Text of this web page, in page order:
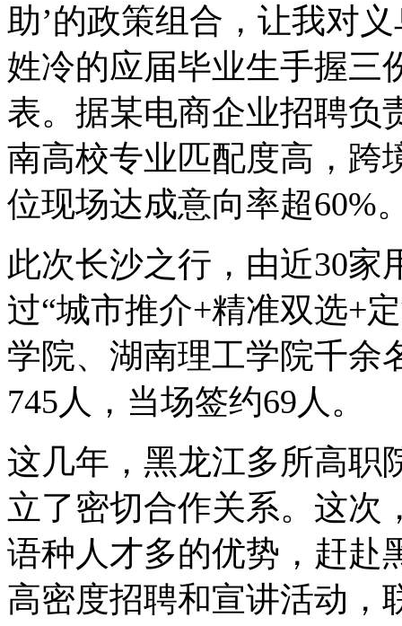
助’的政策组合，让我对
姓冷的应届毕业生手握三
表。据某电商企业招聘负
南高校专业匹配度高，跨
位现场达成意向率超60%
此次长沙之行，由近30家
过“城市推介+精准双选+
学院、湖南理工学院千余
745人，当场签约69人。
这几年，黑龙江多所高职
立了密切合作关系。这次
语种人才多的优势，赶赴
高密度招聘和宣讲活动，